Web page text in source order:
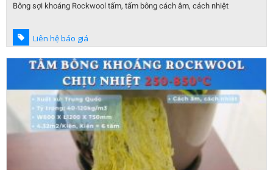
Bông sợi khoáng Rockwool tấm, tấm bông cách âm, cách nhiệt
Liên hệ báo giá